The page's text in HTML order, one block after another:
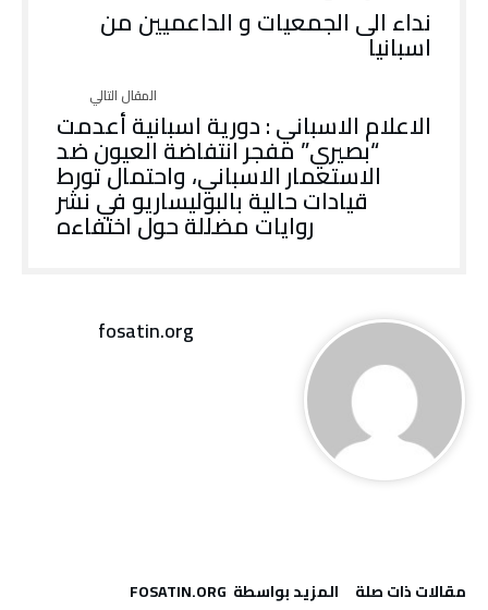
نداء الى الجمعيات و الداعميين من
اسبانيا
الاعلام الاسباني : دورية اسبانية أعدمت
“بصيري” مفجر انتفاضة العيون ضد
الاستعمار الاسباني، واحتمال تورط
قيادات حالية بالبوليساريو في نشر
روايات مضللة حول اختفاءه
fosatin.org
‫مقالات ذات صلة‬ ‫‫المزيد بواسطة‬ ‬ FOSATIN.ORG